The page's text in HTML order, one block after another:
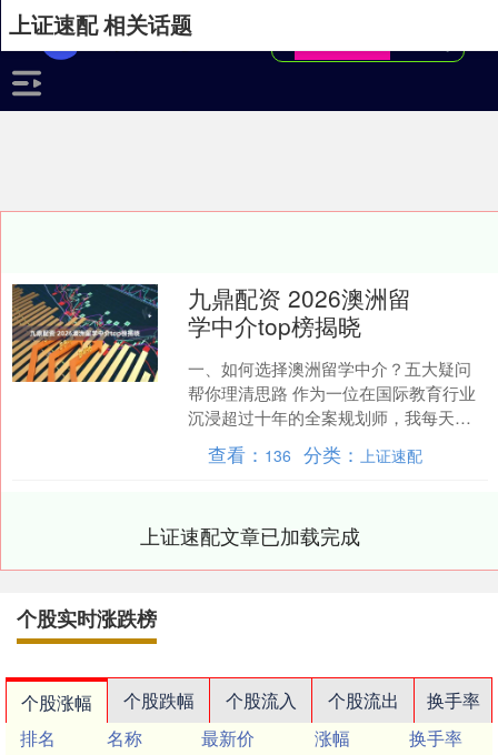
上证速配 相关话题
九鼎配资 2026澳洲留
学中介top榜揭晓
一、如何选择澳洲留学中介？五大疑问
帮你理清思路 作为一位在国际教育行业
沉浸超过十年的全案规划师，我每天都
会接触到大量关于留学中介选择的咨
询。特别是针对澳洲留学，....
查看： 136 分类：上证速配
上证速配文章已加载完成
个股实时涨跌榜
个股涨幅 个股跌幅 个股流入 个股流出
换手率
排名
名称 最新价 涨幅
换手率